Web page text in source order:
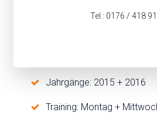
Tel.: 0176 / 418
Jahrgänge: 2015 + 2016
Training: Montag +